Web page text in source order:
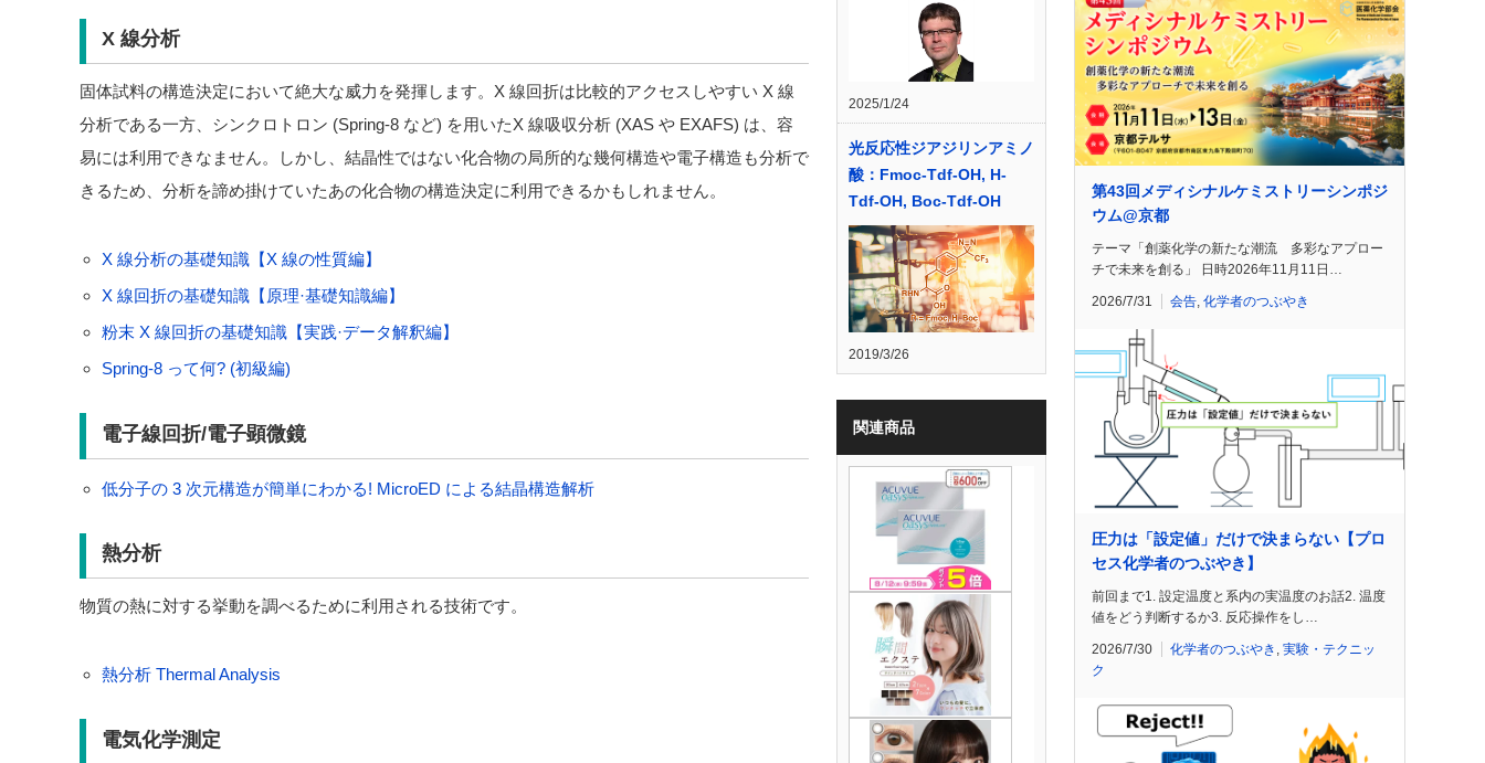
X 線分析
固体試料の構造決定において絶大な威力を発揮します。X 線回折は比較的アクセスしやすい X 線
分析である一方、シンクロトロン (Spring-8 など) を用いたX 線吸収分析 (XAS や EXAFS) は、容
易には利用できなません。しかし、結晶性ではない化合物の局所的な幾何構造や電子構造も分析で
きるため、分析を諦め掛けていたあの化合物の構造決定に利用できるかもしれません。
X 線分析の基礎知識【X 線の性質編】
X 線回折の基礎知識【原理·基礎知識編】
粉末 X 線回折の基礎知識【実践·データ解釈編】
Spring-8 って何? (初級編)
電子線回折/電子顕微鏡
低分子の 3 次元構造が簡単にわかる! MicroED による結晶構造解析
熱分析
物質の熱に対する挙動を調べるために利用される技術です。
熱分析 Thermal Analysis
電気化学測定
2025/1/24
光反応性ジアジリンアミノ
酸：Fmoc-Tdf-OH, H-
Tdf-OH, Boc-Tdf-OH
2019/3/26
関連商品
第43回メディシナルケミストリーシンポジ
ウム@京都
テーマ「創薬化学の新たな潮流 多彩なアプロー
チで未来を創る」 日時2026年11月11日…
2026/7/31 会告, 化学者のつぶやき
圧力は「設定値」だけで決まらない【プロ
セス化学者のつぶやき】
前回まで1. 設定温度と系内の実温度のお話2. 温度
値をどう判断するか3. 反応操作をし…
2026/7/30 化学者のつぶやき , 実験・テクニッ
ク